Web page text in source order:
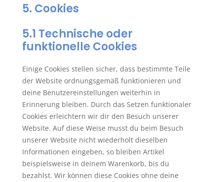
5. Cookies
5.1 Technische oder
funktionelle Cookies
Einige Cookies stellen sicher, dass bestimmte Teile
der Website ordnungsgemäß funktionieren und
deine Benutzereinstellungen weiterhin in
Erinnerung bleiben. Durch das Setzen funktionaler
Cookies erleichtern wir dir den Besuch unserer
Website. Auf diese Weise musst du beim Besuch
unserer Website nicht wiederholt dieselben
Informationen eingeben, so bleiben Artikel
beispielsweise in deinem Warenkorb, bis du
bezahlst. Wir können diese Cookies ohne deine